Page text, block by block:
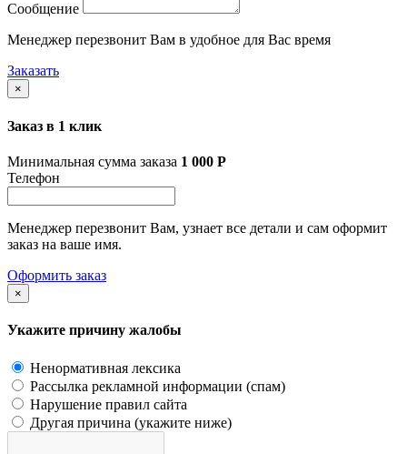
Сообщение
Менеджер перезвонит Вам в удобное для Вас время
Заказать
×
Заказ в 1 клик
Минимальная сумма заказа 1 000 Р
Телефон
Менеджер перезвонит Вам, узнает все детали и сам оформит
заказ на ваше имя.
Оформить заказ
×
Укажите причину жалобы
Ненормативная лексика
Рассылка рекламной информации (спам)
Нарушение правил сайта
Другая причина (укажите ниже)